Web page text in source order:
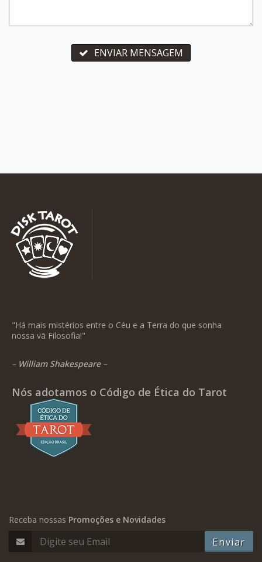
ENVIAR MENSAGEM
"Há mais mistérios entre o Céu e a Terra do que sonha
nossa vã Filosofia!"
– William Shakespeare–
Nós adotamos o Código de Ética do Tarot
Receba nossas Promoções e Novidades
Enviar